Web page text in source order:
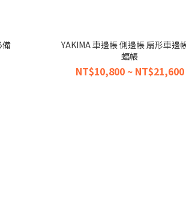
備
YAKIMA 車邊帳 側邊帳 扇形車邊
蝠帳
NT$10,800 ~ NT$21,600